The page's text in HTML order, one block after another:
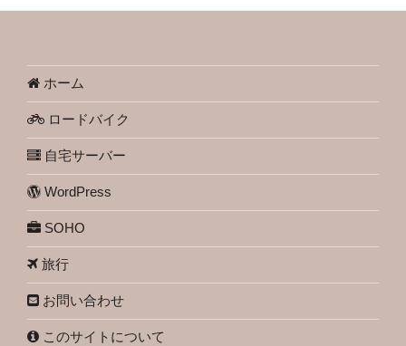
ホーム
ロードバイク
自宅サーバー
WordPress
SOHO
旅行
お問い合わせ
このサイトについて